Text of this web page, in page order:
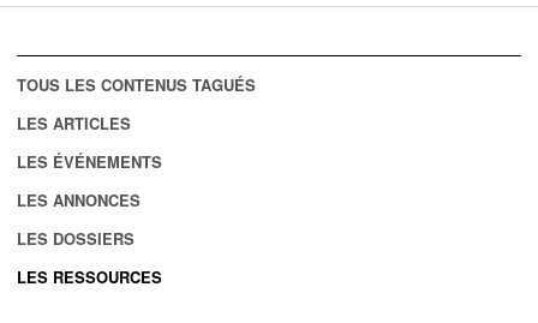
TOUS LES CONTENUS TAGUÉS
LES ARTICLES
LES ÉVÉNEMENTS
LES ANNONCES
LES DOSSIERS
LES RESSOURCES